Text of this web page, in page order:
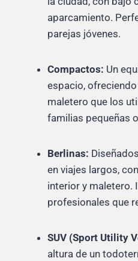
aparcamiento.
parejas jóvenes.
Compactos: Un
espacio,
maletero que los
familias pequeñas
Berlinas:
en viajes largos,
interior y maletero.
profesionales que
SUV (Sport Utility
altura de un